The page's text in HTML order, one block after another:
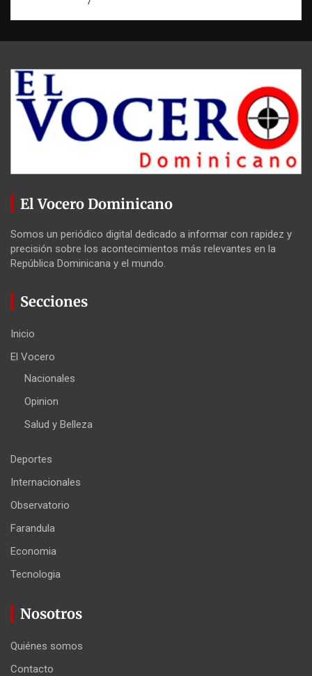
El Vocero Dominicano
Somos un periódico digital dedicado a informar con rapidez y
precisión sobre los acontecimientos más relevantes en la
República Dominicana y el mundo.
Secciones
Inicio
El Vocero
Nacionales
Opinion
Salud y Belleza
Deportes
Internacionales
Observatorio
Farandula
Economia
Tecnologia
Nosotros
Quiénes somos
Contacto